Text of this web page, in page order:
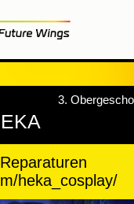
3.
heka_cosplay/